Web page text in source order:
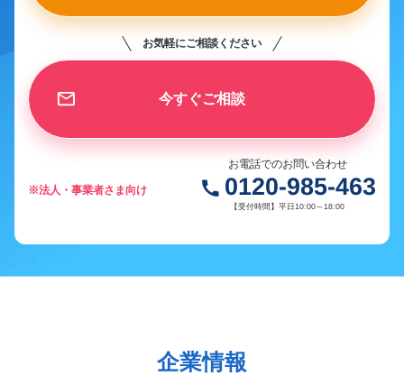
お気軽にご相談ください
今すぐご相談
※法人・事業者さま向け
お電話でのお問い合わせ
call 0120-985-463
【受付時間】平日10:00～18:00
企業情報